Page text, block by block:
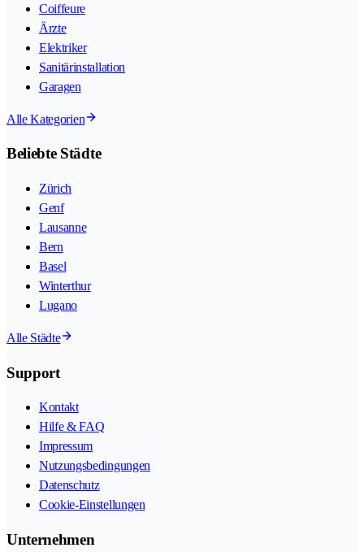
Coiffeure
Ärzte
Elektriker
Sanitärinstallation
Garagen
Alle Kategorien
Beliebte Städte
Zürich
Genf
Lausanne
Bern
Basel
Winterthur
Lugano
Alle Städte
Support
Kontakt
Hilfe & FAQ
Impressum
Nutzungsbedingungen
Datenschutz
Cookie-Einstellungen
Unternehmen